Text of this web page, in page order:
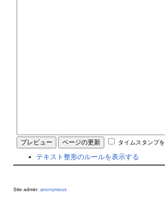
タイムスタンプ
テキスト整形のルールを表示する
Site admin: anonymous